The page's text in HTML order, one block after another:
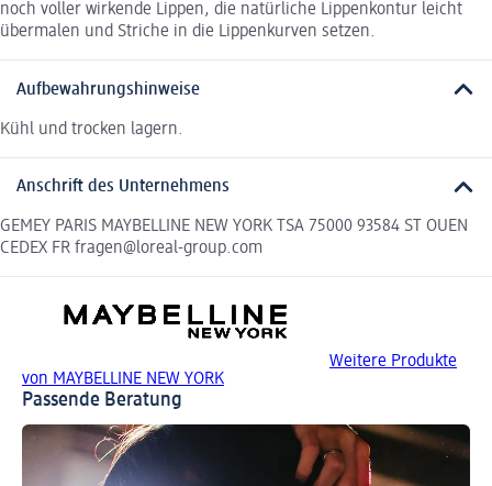
noch voller wirkende Lippen, die natürliche Lippenkontur leicht
übermalen und Striche in die Lippenkurven setzen.
Aufbewahrungshinweise
Kühl und trocken lagern.
Anschrift des Unternehmens
GEMEY PARIS MAYBELLINE NEW YORK TSA 75000 93584 ST OUEN
CEDEX FR fragen@loreal-group.com
Weitere Produkte
von MAYBELLINE NEW YORK
Passende Beratung